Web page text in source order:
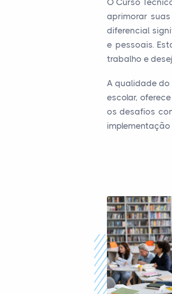
O Curso
aprimorar
diferencial
e pessoais.
trabalho e
A qualidade do
escolar,
os desafios